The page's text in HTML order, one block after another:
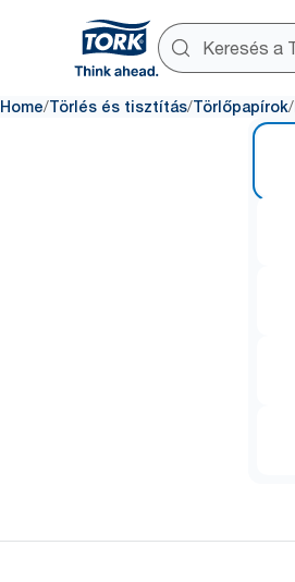
Home/Törlés és tisztítás/Törlőpapírok/